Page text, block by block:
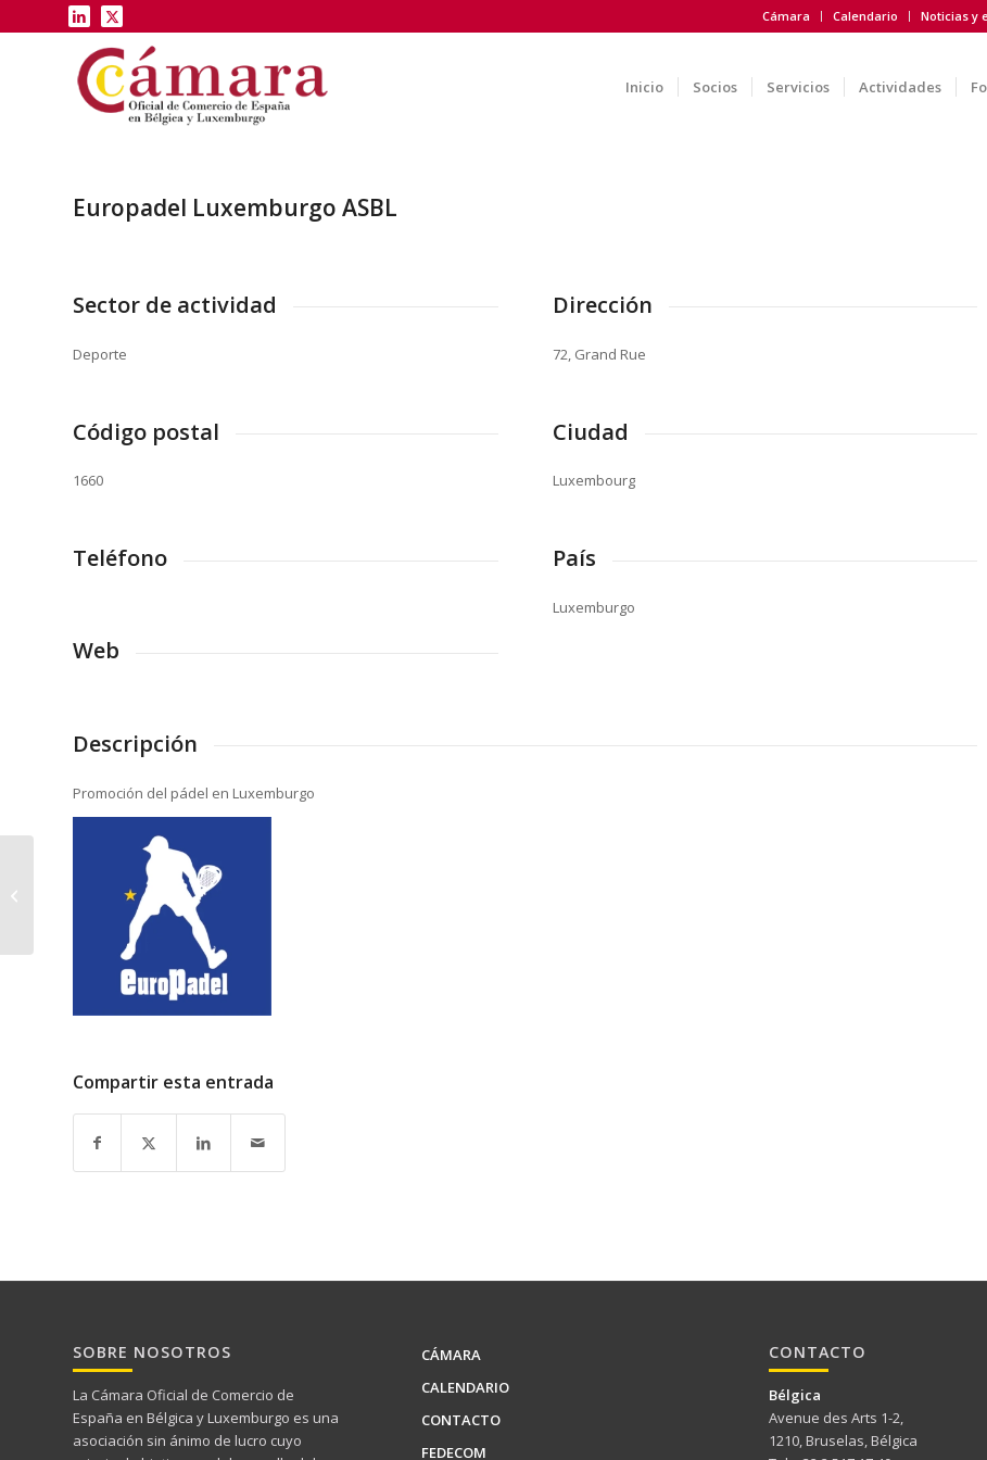
Cámara Calendario Noticias y
Inicio Socios Servicios Actividades
Europadel Luxemburgo ASBL
Sector de actividad
Deporte
Código postal
1660
Teléfono
Web
Dirección
72, Grand Rue
Ciudad
Luxembourg
País
Luxemburgo
Descripción
Promoción del pádel en Luxemburgo
Compartir esta entrada
SOBRE NOSOTROS
La Cámara Oficial de Comercio de
España en Bélgica y Luxemburgo es una
asociación sin ánimo de lucro cuyo
CÁMARA
CALENDARIO
CONTACTO
FEDECOM
CONTACTO
Bélgica
Avenue des Arts 1-2,
1210, Bruselas, Bélgica
Pelliga Family Office